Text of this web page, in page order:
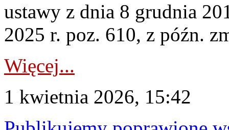
ustawy z dnia 8 grudnia
2025 r. poz. 610, z późn.
Więcej...
1 kwietnia 2026, 15:42